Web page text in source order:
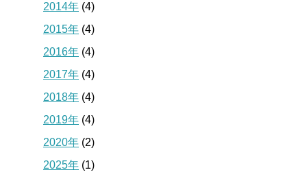
2014年 (4)
2015年 (4)
2016年 (4)
2017年 (4)
2018年 (4)
2019年 (4)
2020年 (2)
2025年 (1)